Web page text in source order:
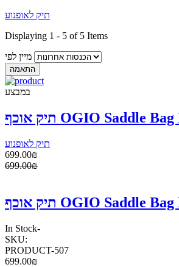
תיק לאופנוע
Displaying 1 - 5 of 5 Items
במבצע
תיק לאופנוע
699.00₪
699.00₪
In Stock-
SKU:
PRODUCT-507
699.00₪